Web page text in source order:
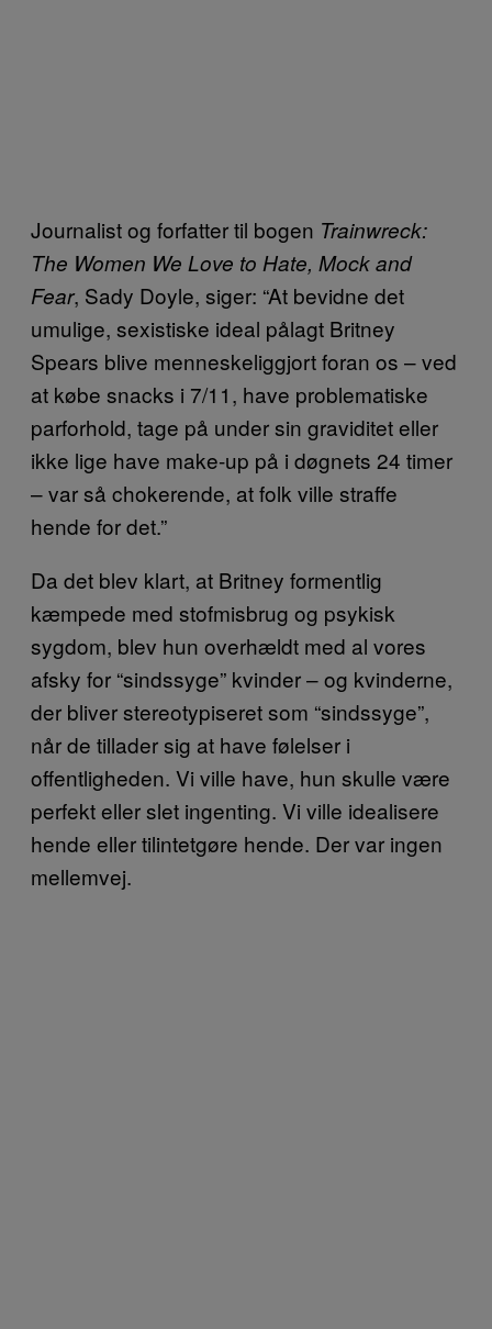
Journalist og forfatter til bogen Trainwreck:
The Women We Love to Hate, Mock and
Fear, Sady Doyle, siger: “At bevidne det
umulige, sexistiske ideal pålagt Britney
Spears blive menneskeliggjort foran os – ved
at købe snacks i 7/11, have problematiske
parforhold, tage på under sin graviditet eller
ikke lige have make-up på i døgnets 24 timer
– var så chokerende, at folk ville straffe
hende for det.”
Da det blev klart, at Britney formentlig
kæmpede med stofmisbrug og psykisk
sygdom, blev hun overhældt med al vores
afsky for “sindssyge” kvinder – og kvinderne,
der bliver stereotypiseret som “sindssyge”,
når de tillader sig at have følelser i
offentligheden. Vi ville have, hun skulle være
perfekt eller slet ingenting. Vi ville idealisere
hende eller tilintetgøre hende. Der var ingen
mellemvej.